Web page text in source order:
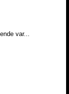
var...